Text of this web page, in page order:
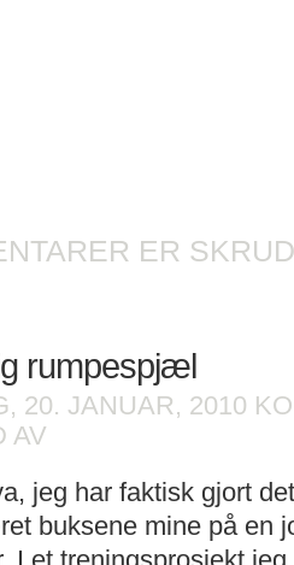
ER
rumpespjæl
20. JANUAR, 2010
AV
jeg har faktisk gjort
buksene mine på en